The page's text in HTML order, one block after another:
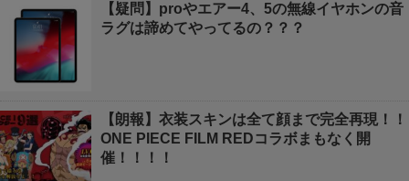
【疑問】proやエアー4、5の無線イヤホンの音
ラグは諦めてやってるの？？？
【朗報】衣装スキンは全て顔まで完全再現！！
ONE PIECE FILM REDコラボまもなく開
催！！！！